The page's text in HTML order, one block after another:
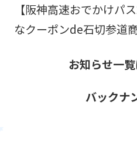
【阪神高速おでかけパ
なクーポンde石切参道
お知らせ一
バックナ